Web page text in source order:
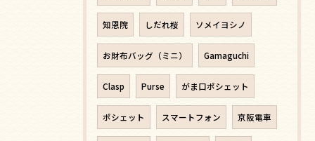
知恩院 しだれ桜 ソメイヨシノ
お財布バッグ（ミニ） Gamaguchi
Clasp Purse がま口ポシェット
ポシェット スマートフォン 京阪電車